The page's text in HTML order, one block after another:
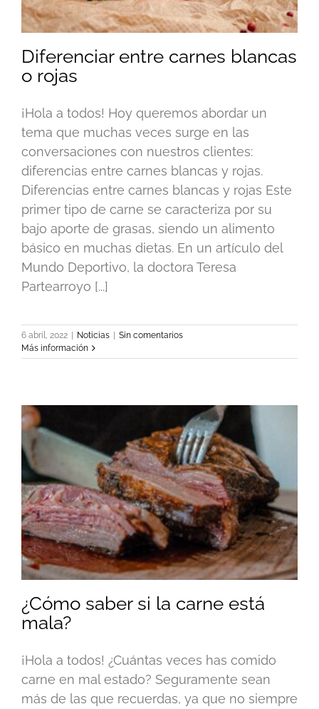
Diferenciar entre carnes blancas
o rojas
¡Hola a todos! Hoy queremos abordar un
tema que muchas veces surge en las
conversaciones con nuestros clientes:
diferencias entre carnes blancas y rojas.
Diferencias entre carnes blancas y rojas Este
primer tipo de carne se caracteriza por su
bajo aporte de grasas, siendo un alimento
básico en muchas dietas. En un artículo del
Mundo Deportivo, la doctora Teresa
Partearroyo [...]
6 abril, 2022 Noticias
Sin comentarios
Más información
¿Cómo saber si la carne está
mala?
¡Hola a todos! ¿Cuántas veces has comido
carne en mal estado? Seguramente sean
más de las que recuerdas, ya que no siempre